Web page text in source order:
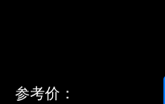
参考价：